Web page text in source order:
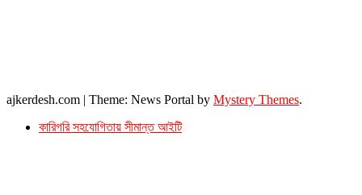
ajkerdesh.com | Theme: News Portal by Mystery Themes.
কারিগরি সহযোগিতায় সীমান্ত আইটি